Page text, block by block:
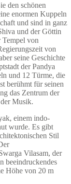
den schönen
enormen Kuppeln
und sind in ganz
und der Göttin
Tempel von
von
seine Geschichte
der Pandya
und 12 Türme, die
berühmt für seinen
das Zentrum der
Musik.
einem indo-
wurde. Es gibt
Stil
Vilasam, der
beeindruckendes
Höhe von 20 m